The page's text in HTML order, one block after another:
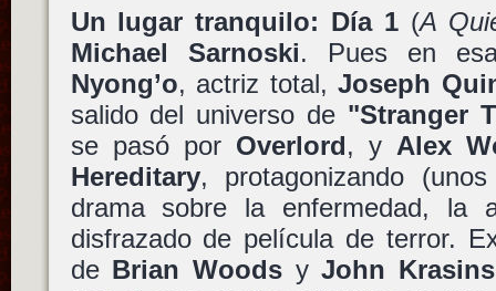
Un lugar tranquilo: Día 1 (A
Michael Sarnoski. Pues en
Nyong’o, actriz total,Joseph
salido del universo de "Stranger
se pasó por Overlord, y Alex
Hereditary, protagonizando
drama sobre la enfermedad, la
disfrazado de película de terror.
de Brian WoodsyJohn